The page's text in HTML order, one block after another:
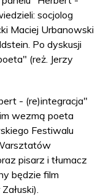
socjolog
Maciej Urbanowski
Po dyskusji
(reż. Jerzy
- (re)integracja"
wezmą poeta
Festiwalu
pisarz i tłumacz
będzie film